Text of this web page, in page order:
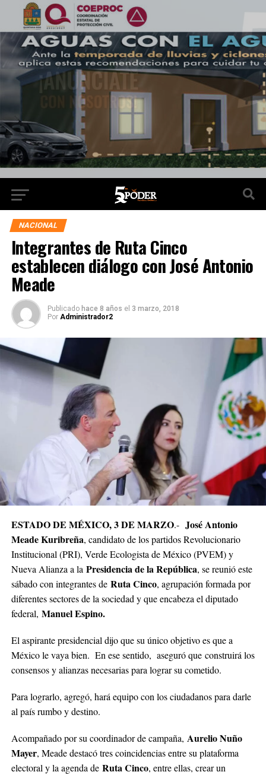
NACIONAL
Integrantes de Ruta Cinco
establecen diálogo con José Antonio
Meade
Publicado hace 8 años el 3 marzo, 2018
Por Administrador2
ESTADO DE MÉXICO, 3 DE MARZO.- José Antonio
Meade Kuribreña, candidato de los partidos Revolucionario
Institucional (PRI), Verde Ecologista de México (PVEM) y
Nueva Alianza a la Presidencia de la República, se reunió este
sábado con integrantes de Ruta Cinco, agrupación formada por
diferentes sectores de la sociedad y que encabeza el diputado
federal, Manuel Espino.
El aspirante presidencial dijo que su único objetivo es que a
México le vaya bien. En ese sentido, aseguró que construirá los
consensos y alianzas necesarias para lograr su cometido.
Para lograrlo, agregó, hará equipo con los ciudadanos para darle
al país rumbo y destino.
Acompañado por su coordinador de campaña, Aurelio Nuño
Mayer, Meade destacó tres coincidencias entre su plataforma
electoral y la agenda de Ruta Cinco, entre ellas, crear un